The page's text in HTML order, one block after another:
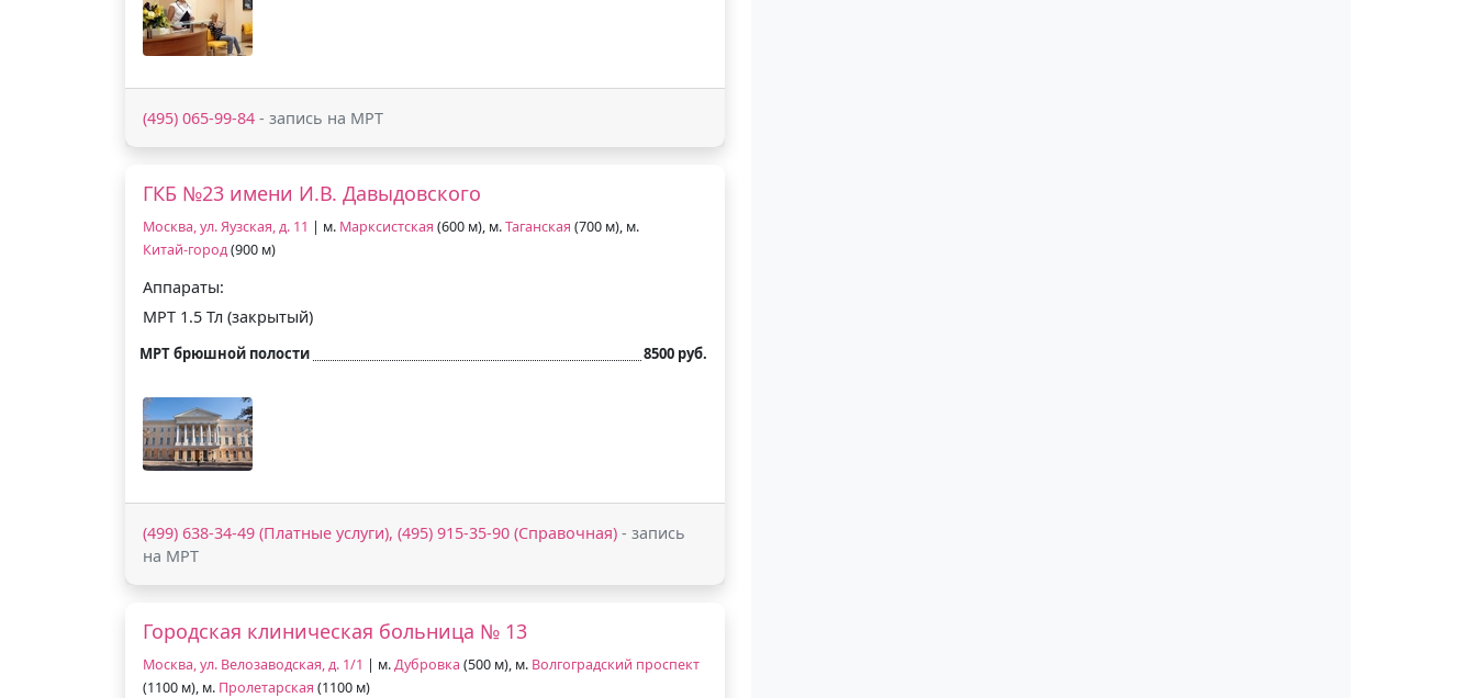
(495) 065-99-84 - запись на МРТ
ГКБ №23 имени И.В. Давыдовского
Москва, ул. Яузская, д. 11 | м. Марксистская (600 м), м.Таганская (700 м), м.
Китай-город(900 м)
Аппараты:
МРТ 1.5 Тл (закрытый)
МРТ брюшной полости 8500 руб.
(499) 638-34-49 (Платные услуги), (495) 915-35-90 (Справочная) - запись
на МРТ
Городская клиническая больница № 13
Москва, ул. Велозаводская, д. 1/1 | м.Дубровка (500 м), м. Волгоградский проспект
(1100 м), м. Пролетарская (1100 м)